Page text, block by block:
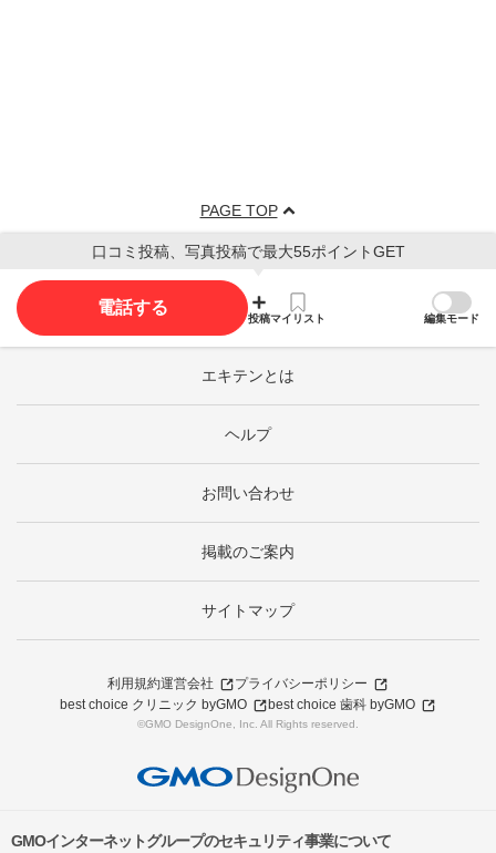
PAGE TOP
口コミ投稿、写真投稿で最大55ポイントGET
電話する
投稿マイリスト 編集モード
エキテンとは
ヘルプ
お問い合わせ
掲載のご案内
サイトマップ
利用規約運営会社
プライバシーポリシー
best choice クリニック byGMO
best choice 歯科 byGMO
©GMO DesignOne, Inc. All Rights reserved.
GMOインターネットグループのセキュリティ事業について